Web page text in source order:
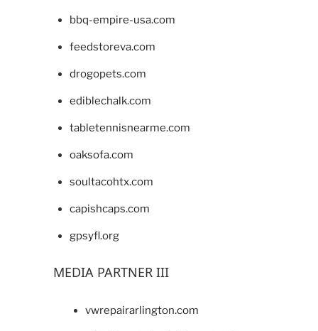
bbq-empire-usa.com
feedstoreva.com
drogopets.com
ediblechalk.com
tabletennisnearme.com
oaksofa.com
soultacohtx.com
capishcaps.com
gpsyfl.org
MEDIA PARTNER III
vwrepairarlington.com